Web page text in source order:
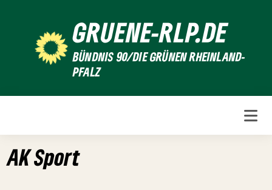
GRUENE-RLP.DE
BÜNDNIS 90/DIE GRÜNEN RHEINLAND-
PFALZ
AK Sport